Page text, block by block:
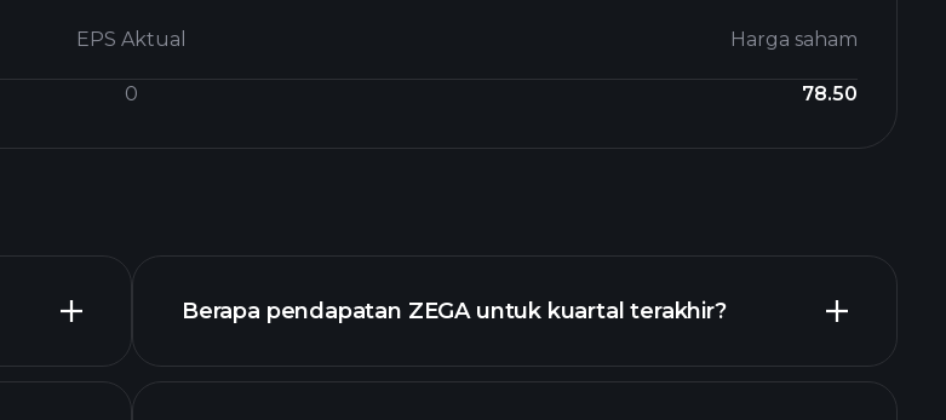
EPS Aktual Harga saham
0 78.50
Berapa pendapatan ZEGA untuk kuartal terakhir?